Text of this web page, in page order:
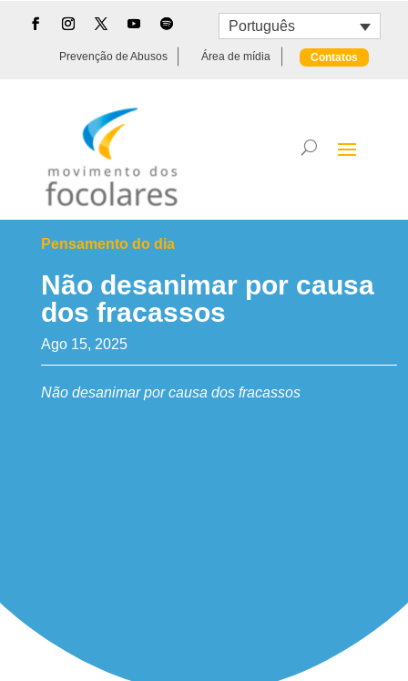
Português
Prevenção de Abusos Área de mídia Contatos
Pensamento do dia
Não desanimar por causa
dos fracassos
Ago 15, 2025
Não desanimar por causa dos fracassos